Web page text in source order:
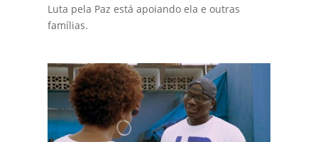
Luta pela Paz está apoiando ela e outras
famílias.